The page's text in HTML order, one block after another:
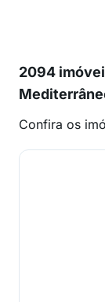
2094
Confira os